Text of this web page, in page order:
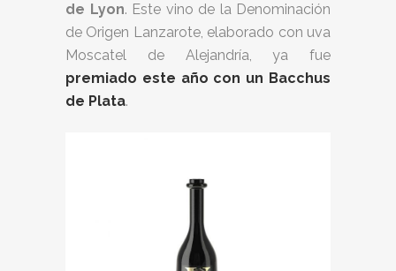
de Lyon. Este vino de la Denominación
de Origen Lanzarote, elaborado con uva
Moscatel de Alejandría, ya fue
premiado este año con un Bacchus
de Plata.